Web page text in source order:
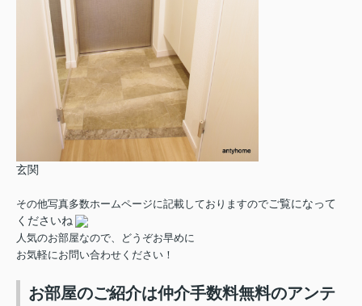
玄関
その他写真多数ホームページに記載しておりますのでご覧になって
くださいね
人気のお部屋なので、どうぞお早めに
お気軽にお問い合わせください！
お部屋のご紹介は仲介手数料無料のアンテ